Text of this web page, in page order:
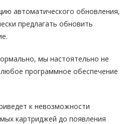
автоматического обновления,
предлагать обновить
мы настоятельно не
программное обеспечение
к невозможности
картриджей до появления